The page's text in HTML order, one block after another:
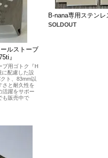
ルストーブ
』
ブ用ゴトク『H
に配慮した設
ト、83mm以
さと耐久性を
活躍をサポー
も販売中で
B-nana専用ステン
SOLDOUT